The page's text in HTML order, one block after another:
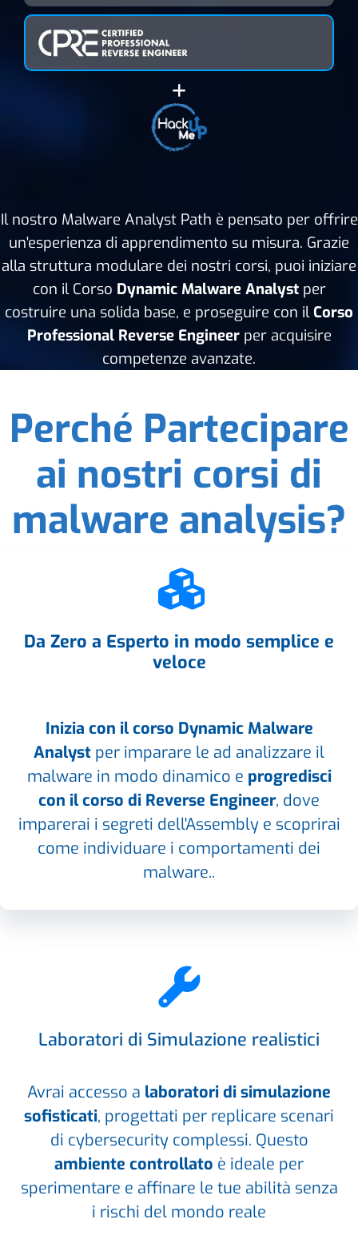
Il nostro Malware Analyst Path è pensato per offrire
un'esperienza di apprendimento su misura. Grazie
alla struttura modulare dei nostri corsi, puoi iniziare
con il Corso Dynamic Malware Analystper
costruire una solida base, e proseguire con ilCorso
Professional Reverse Engineerper acquisire
competenze avanzate.
Perché Partecipare
ai nostri corsi di
malware analysis?
Da Zero a Esperto in modo semplice e
veloce
Inizia con il corso Dynamic Malware
Analyst per imparare le ad analizzare il
malware in modo dinamico e progredisci
con il corso di Reverse Engineer, dove
imparerai i segreti dell'Assembly e scoprirai
come individuare i comportamenti dei
malware..
Laboratori di Simulazione realistici
Avrai accesso a laboratori di simulazione
sofisticati, progettati per replicare scenari
di cybersecurity complessi. Questo
ambiente controllato è ideale per
sperimentare e affinare le tue abilità senza
i rischi del mondo reale